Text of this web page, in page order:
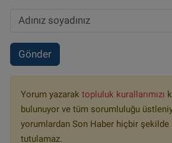
Gönder
Yorum yazarak topluluk kurallarımızı
bulunuyor ve tüm sorumluluğu
yorumlardan Son Haber hiçbir
tutulamaz.